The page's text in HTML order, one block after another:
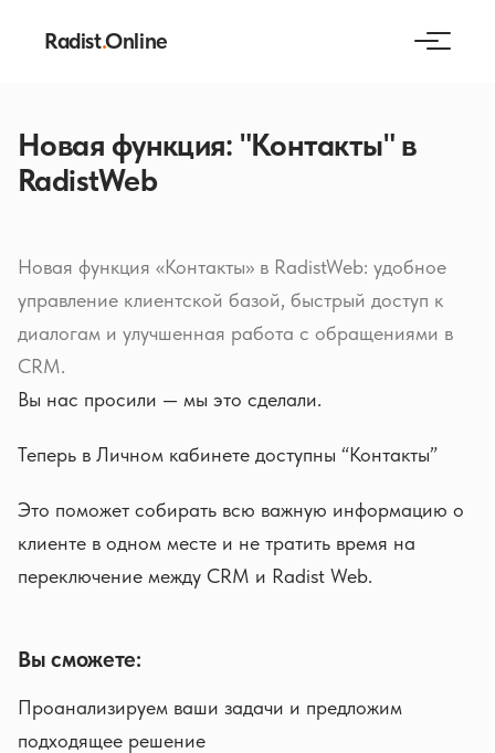
Radist.Online
Новая функция: "Контакты" в
RadistWeb
Новая функция «Контакты» в RadistWeb: удобное
управление клиентской базой, быстрый доступ к
диалогам и улучшенная работа с обращениями в
CRM.
Вы нас просили — мы это сделали.
Теперь в Личном кабинете доступны “Контакты”
Это поможет собирать всю важную информацию о
клиенте в одном месте и не тратить время на
переключение между CRM и Radist Web.
Вы сможете:
Проанализируем ваши задачи и предложим
подходящее решение